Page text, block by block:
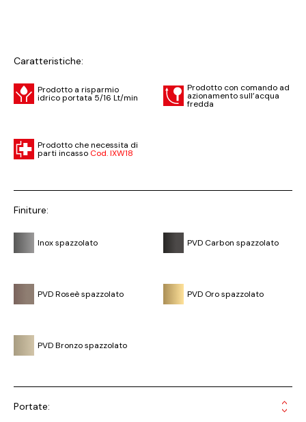
Caratteristiche:
Prodotto a risparmio
idrico portata 5/16 Lt/min
Prodotto con comando ad
azionamento sull’acqua
fredda
Prodotto che necessita di
parti incasso Cod. IXW18
Finiture:
Inox spazzolato PVD Carbon spazzolato
PVD Roseè spazzolato PVD Oro spazzolato
PVD Bronzo spazzolato
Portate: